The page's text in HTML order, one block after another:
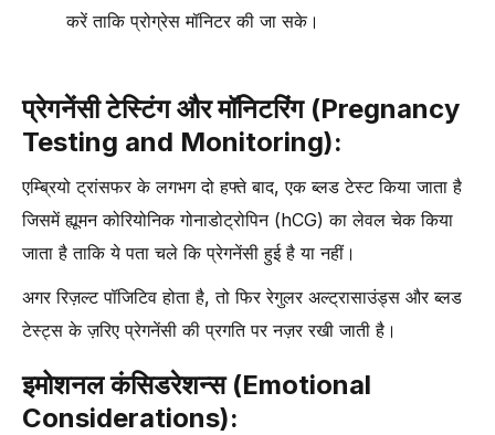
करें ताकि प्रोग्रेस मॉनिटर की जा सके।
प्रेगनेंसी टेस्टिंग और मॉनिटरिंग (Pregnancy
Testing and Monitoring):
एम्ब्रियो ट्रांसफर के लगभग दो हफ्ते बाद, एक ब्लड टेस्ट किया जाता है
जिसमें ह्यूमन कोरियोनिक गोनाडोट्रोपिन (hCG) का लेवल चेक किया
जाता है ताकि ये पता चले कि प्रेगनेंसी हुई है या नहीं।
अगर रिज़ल्ट पॉजिटिव होता है, तो फिर रेगुलर अल्ट्रासाउंड्स और ब्लड
टेस्ट्स के ज़रिए प्रेगनेंसी की प्रगति पर नज़र रखी जाती है।
इमोशनल कंसिडरेशन्स (Emotional
Considerations):